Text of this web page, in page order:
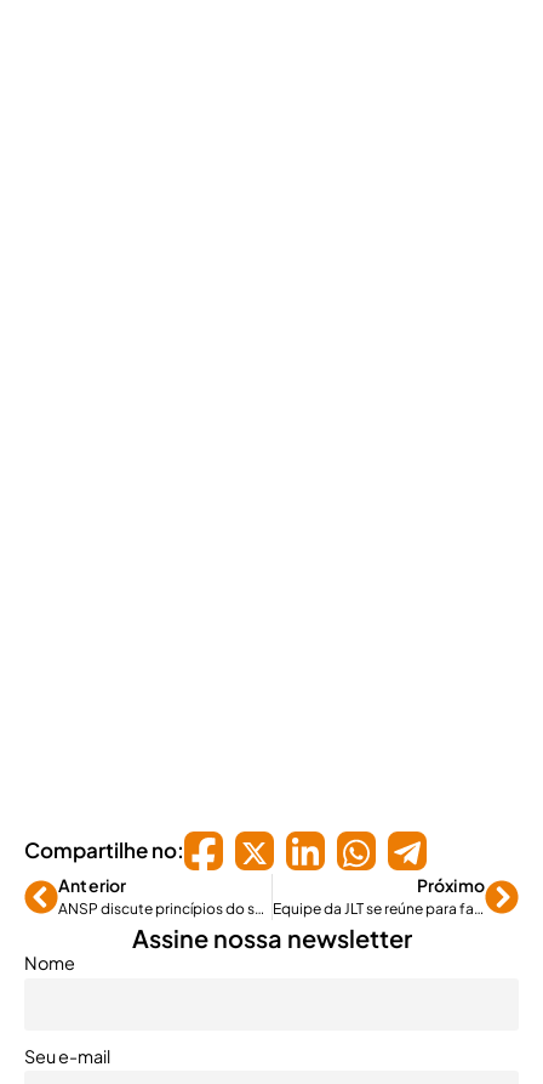
Compartilhe no:
Anterior
ANSP discute princípios do seguro e temas polêmicos do STJ
Próximo
Equipe da JLT se reúne para falar de resultados e desafios
Assine nossa newsletter
Nome
Seu e-mail